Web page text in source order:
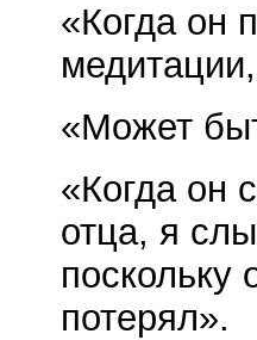
«Когда он
«Может
«Когда он
отца, я
поскольку
потерял».